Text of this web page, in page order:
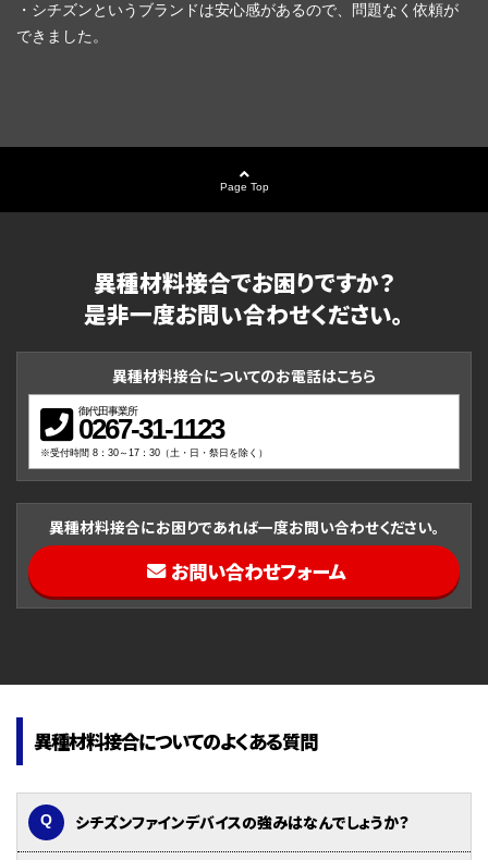
・シチズンというブランドは安心感があるので、問題なく依頼が
できました。
Page Top
異種材料接合でお困りですか？
是非一度お問い合わせください。
異種材料接合についてのお電話はこちら
御代田事業所
0267-31-1123
※受付時間 8：30～17：30（土・日・祭日を除く）
異種材料接合にお困りであれば一度お問い合わせください。
お問い合わせフォーム
異種材料接合についてのよくある質問
シチズンファインデバイスの強みはなんでしょうか？